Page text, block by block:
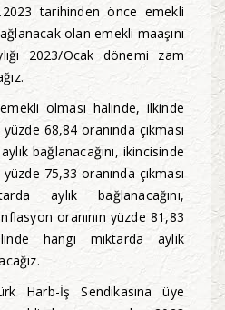
tarihinden önce emekli
olan emekli maaşını
2023/Ocak dönemi zam
olması halinde, ilkinde
yüzde 68,84 oranında çıkması
bağlanacağını, ikincisinde
yüzde 75,33 oranında çıkması
aylık bağlanacağını,
oranının yüzde 81,83
hangi miktarda aylık
Harb-İş Sendikasına üye